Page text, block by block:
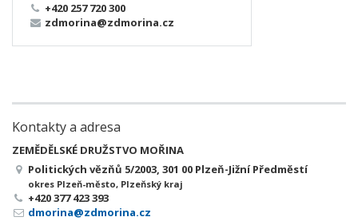
+420 257 720 300
zdmorina@zdmorina.cz
Kontakty a adresa
ZEMĚDĚLSKÉ DRUŽSTVO MOŘINA
Politických vězňů 5/2003, 301 00 Plzeň-Jižní Předměstí
okres Plzeň-město, Plzeňský kraj
+420 377 423 393
dmorina@zdmorina.cz